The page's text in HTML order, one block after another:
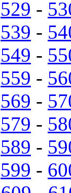
529 -
539 -
549 -
559 -
569 -
579 -
589 -
599 -